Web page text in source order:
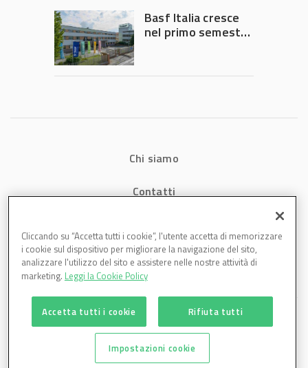
Governo
Basf Italia cresce
nel primo semestre
Chi siamo
Contatti
Cookies
Cliccando su “Accetta tutti i cookie”, l'utente accetta di memorizzare
i cookie sul dispositivo per migliorare la navigazione del sito,
analizzare l'utilizzo del sito e assistere nelle nostre attività di
marketing. Leggi la Cookie Policy
Accetta tutti i cookie Rifiuta tutti
Impostazioni cookie